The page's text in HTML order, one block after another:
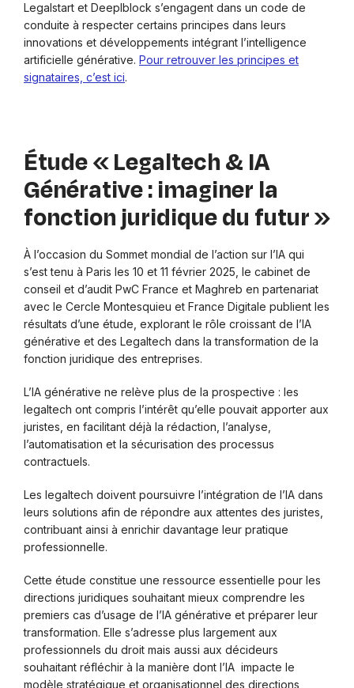
Legalstart et Deeplblock s’engagent dans un code de
conduite à respecter certains principes dans leurs
innovations et développements intégrant l’intelligence
artificielle générative. Pour retrouver les principes et
signataires, c’est ici.
Étude « Legaltech & IA
Générative : imaginer la
fonction juridique du futur »
À l’occasion du Sommet mondial de l’action sur l’IA qui
s’est tenu à Paris les 10 et 11 février 2025, le cabinet de
conseil et d’audit PwC France et Maghreb en partenariat
avec le Cercle Montesquieu et France Digitale publient les
résultats d’une étude , explorant le rôle croissant de l’IA
générative et des Legaltech dans la transformation de la
fonction juridique des entreprises.
L’IA générative ne relève plus de la prospective : les
legaltech ont compris l’intérêt qu’elle pouvait apporter aux
juristes, en facilitant déjà la rédaction, l’analyse,
l’automatisation et la sécurisation des processus
contractuels.
Les legaltech doivent poursuivre l’intégration de l’IA dans
leurs solutions afin de répondre aux attentes des juristes,
contribuant ainsi à enrichir davantage leur pratique
professionnelle.
Cette étude constitue une ressource essentielle pour les
directions juridiques souhaitant mieux comprendre les
premiers cas d’usage de l’IA générative et préparer leur
transformation. Elle s’adresse plus largement aux
professionnels du droit mais aussi aux décideurs
souhaitant réfléchir à la manière dont l’IA impacte le
modèle stratégique et organisationnel des directions